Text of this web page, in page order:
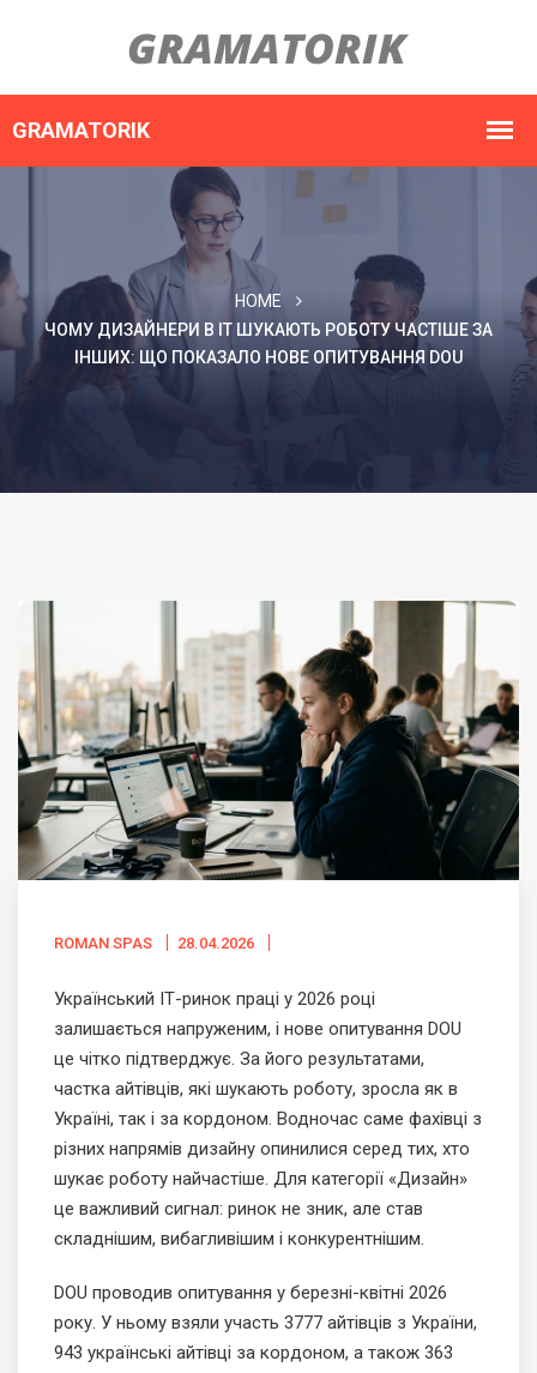
HOME
ЧОМУ ДИЗАЙНЕРИ В ІТ ШУКАЮТЬ РОБОТУ ЧАСТІШЕ ЗА
ІНШИХ: ЩО ПОКАЗАЛО НОВЕ ОПИТУВАННЯ DOU
ROMAN SPAS 28.04.2026
Український ІТ-ринок праці у 2026 році
залишається напруженим, і нове опитування DOU
це чітко підтверджує. За його результатами,
частка айтівців, які шукають роботу, зросла як в
Україні, так і за кордоном. Водночас саме фахівці з
різних напрямів дизайну опинилися серед тих, хто
шукає роботу найчастіше. Для категорії «Дизайн»
це важливий сигнал: ринок не зник, але став
складнішим, вибагливішим і конкурентнішим.
DOU проводив опитування у березні-квітні 2026
року. У ньому взяли участь 3777 айтівців з України,
943 українські айтівці за кордоном, а також 363